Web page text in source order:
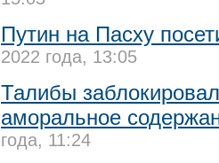
Путин на Пасху
2022 года, 13:05
Талибы
аморальное
года, 11:24